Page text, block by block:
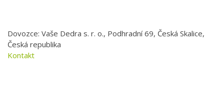
Dovozce: Vaše Dedra s. r. o., Podhradní 69, Česká Skalice,
Česká republika
Kontakt